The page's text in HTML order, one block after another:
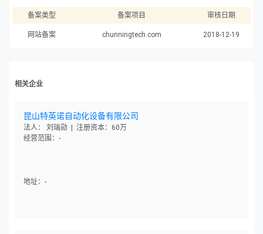
备案类型 备案项目 审核日期
网站备案 chunningtech.com 2018-12-19
相关企业
昆山特英诺自动化设备有限公司
法人： 刘瑞勋 | 注册资本：60万
经营范围：-
地址：-